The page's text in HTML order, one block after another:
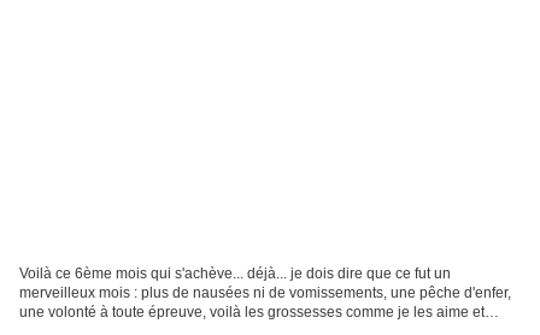
Voilà ce 6ème mois qui s'achève... déjà... je dois dire que ce fut un
merveilleux mois : plus de nausées ni de vomissements, une pêche d'enfer,
une volonté à toute épreuve, voilà les grossesses comme je les aime et